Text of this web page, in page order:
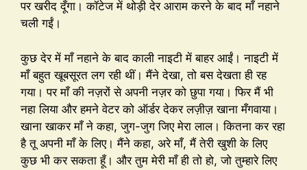
पर खरीद दूँगा। कॉटेज में थोड़ी देर आराम करने के बाद माँ नहाने
चली गईं।
कुछ देर में माँ नहाने के बाद काली नाइटी में बाहर आईं। नाइटी में
माँ बहुत खूबसूरत लग रही थीं। मैंने देखा, तो बस देखता ही रह
गया। पर माँ की नज़रों से अपनी नज़र को छुपा गया। फिर मैं भी
नहा लिया और हमने वेटर को ऑर्डर देकर लज़ीज़ खाना मँगवाया।
खाना खाकर माँ ने कहा, जुग-जुग जिए मेरा लाल। कितना कर रहा
है तू अपनी माँ के लिए। मैंने कहा, अरे माँ, मैं तेरी खुशी के लिए
कुछ भी कर सकता हूँ। और तुम मेरी माँ ही तो हो, जो तुम्हारे लिए